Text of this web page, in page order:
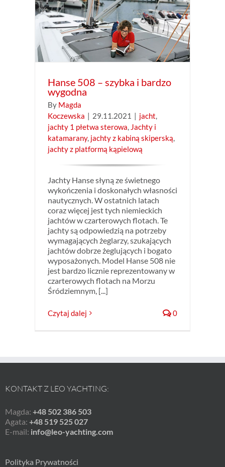
Hanse 508 – szybka i bardzo
wygodna
By Magda
Koczewska | 29.11.2021 | jacht
jachty 1 płetwa sterowa Jachty i
katamarany, jachty z kabiną skiperską
jachty z platformą kąpielową
Jachty Hanse słyną ze świetnego
wykończenia i doskonałych własności
nautycznych. W ostatnich latach
coraz więcej jest tych niemieckich
jachtów w czarterowych flotach. Te
jachty są odpowiedzią na potrzeby
wymagających żeglarzy, szukających
jachtów dobrze żeglujących i bogato
wyposażonych. Model Hanse 508 nie
jest bardzo licznie reprezentowany w
czarterowych flotach na Morzu
Śródziemnym, [...]
Czytaj dalej 0
KONTAKT Z LEO YACHTING:
Magda: +48 502 386 503
Agata: +48 519 525 027
E-mail: info@leo-yachting.com
Polityka Prywatności